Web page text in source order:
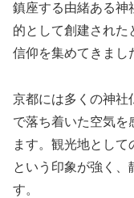
鎮座する由緒ある神
的として創建された
信仰を集めてきまし
京都には多くの神社
で落ち着いた空気を
ます。観光地とし
という印象が強く、
す。